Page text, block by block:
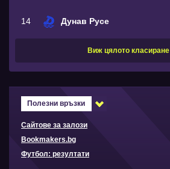
14 Дунав Русе
Виж цялото класиране
Полезни връзки
Сайтове за залози
Bookmakers.bg
Футбол: резултати